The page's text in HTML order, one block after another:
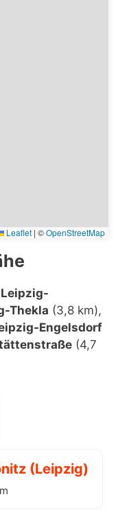
Leaflet | ©OpenStreetMap
Leipzig-
Thekla (3,8 km),
Engelsdorf
(4,7
(Leipzig)